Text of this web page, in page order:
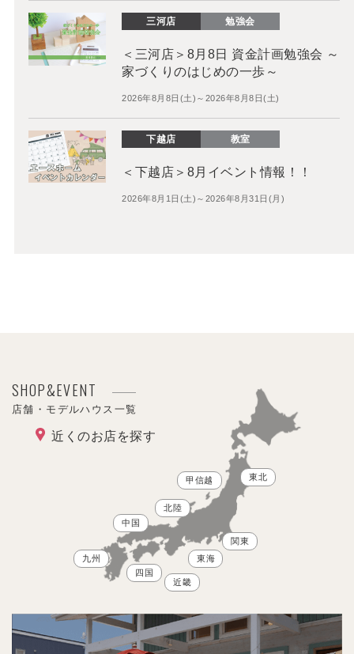
三河店 勉強会
＜三河店＞8月8日 資金計画勉強会 ～
家づくりのはじめの一歩～
2026年8月8日(土)～2026年8月8日(土)
下越店 教室
＜下越店＞8月イベント情報！！
2026年8月1日(土)～2026年8月31日(月)
SHOP&EVENT
店舗・モデルハウス一覧
近くのお店を探す
東北
甲信越
北陸
関東
東海
近畿
中国
四国
九州